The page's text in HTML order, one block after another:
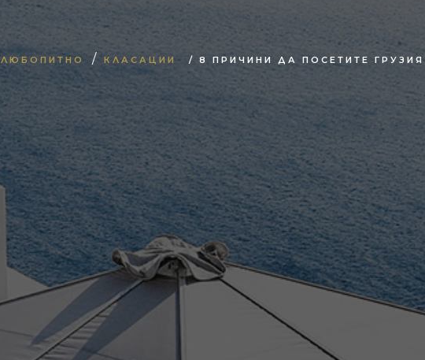
ЛЮБОПИТНО / КЛАСАЦИИ / 8 ПРИЧИНИ ДА ПОСЕТИТЕ ГРУЗИЯ